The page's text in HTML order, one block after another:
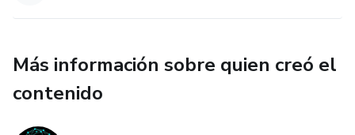
Más información sobre quien creó el
contenido